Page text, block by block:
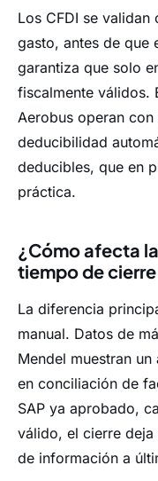
Los CFDI se validan
gasto, antes de que
garantiza que solo
fiscalmente válidos.
Aerobus operan
deducibilidad
deducibles, que en
práctica.
¿Cómo afecta
tiempo de
La diferencia
manual. Datos de
Mendel muestran
en conciliación de
SAP ya aprobado,
válido, el cierre
de información a